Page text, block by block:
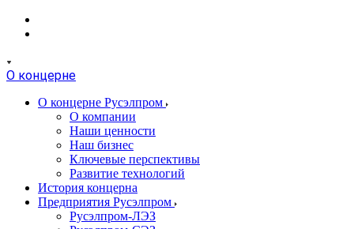
О концерне
О концерне Русэлпром
О компании
Наши ценности
Наш бизнес
Ключевые перспективы
Развитие технологий
История концерна
Предприятия Русэлпром
Русэлпром-ЛЭЗ